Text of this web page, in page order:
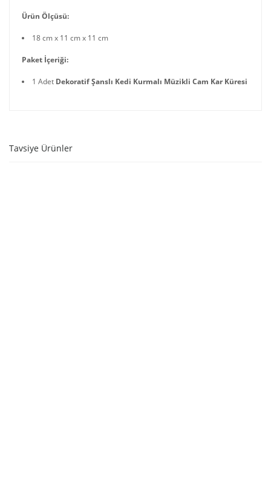
Ürün Ölçüsü:
18 cm x 11 cm x 11 cm
Paket İçeriği:
1 Adet Dekoratif Şanslı Kedi Kurmalı Müzikli Cam Kar Küresi
Tavsiye Ürünler